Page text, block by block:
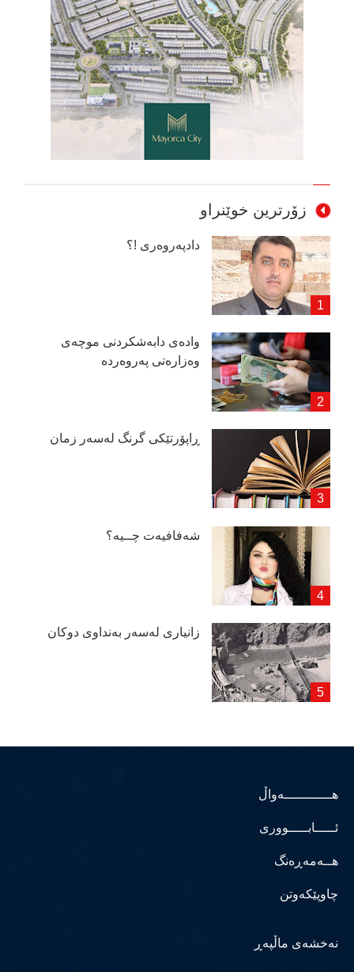
زۆرترین خوێنراو
دادپەروەری !؟
وادەی دابەشكردنی موچەی
وەزارەتی پەروەردە
ڕاپۆرتێكی گرنگ لەسەر زمان
شەفافیەت چــیە؟
زانیاری لەسەر بەنداوی دوكان
هــــــــــــەواڵ
ئـــــابـــــووری
هــەمەڕەنگ
چاوپێکەوتن
نەخشەی ماڵپەڕ